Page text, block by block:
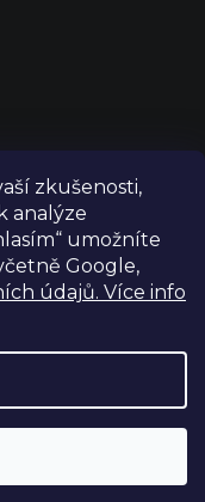
zkušenosti,
analýze
umožníte
Google,
údajů. Více info
Při objednání a
práva vyhrazena.